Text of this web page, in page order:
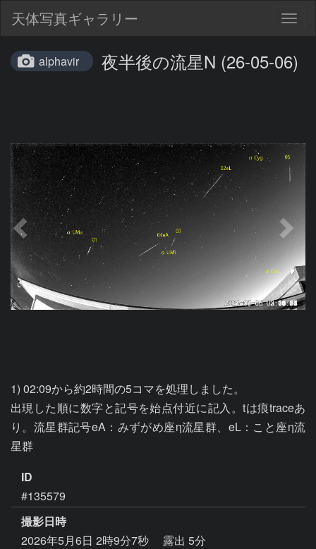
天体写真ギャラリー
alphavir 夜半後の流星N (26-05-06)
1) 02:09から約2時間の5コマを処理しました。
出現した順に数字と記号を始点付近に記入。tは痕traceあ
り。流星群記号eA：みずがめ座η流星群、eL：こと座η流
ID
#135579
撮影日時
2026年5月6日 2時9分7秒
露出 5分